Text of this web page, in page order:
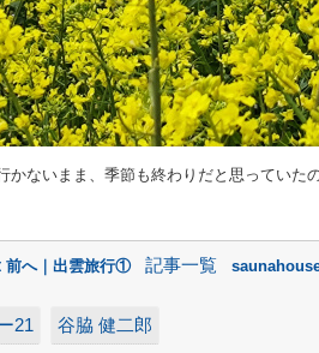
ないまま、季節も終わりだと思っていた
へ｜出雲旅行① 記事一覧
21 谷脇 健二郎